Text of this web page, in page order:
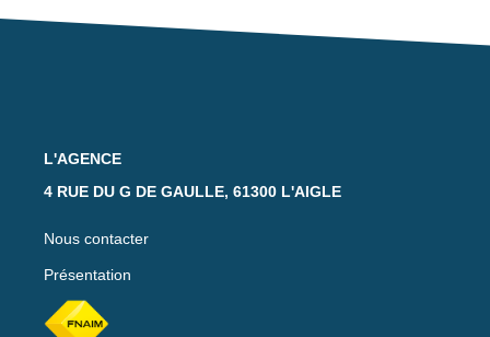
CONTACT
L'AGENCE
4 RUE DU G DE GAULLE, 61300 L'AIGLE
Nous contacter
Présentation